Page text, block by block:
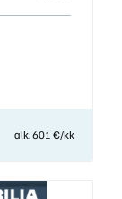
alk. 601 €/kk